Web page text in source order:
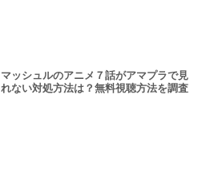
マッシュルのアニメ７話がアマプラで見
れない対処方法は？無料視聴方法を調査